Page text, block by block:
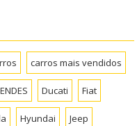
carros mais vendidos
Ducati Fiat
Hyundai Jeep